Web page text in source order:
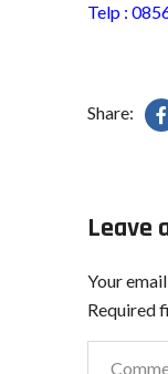
Telp :
Share:
Leave
Your
Required